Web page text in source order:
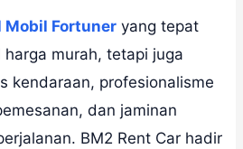
Mobil Fortuner yang tepat
murah, tetapi juga
kendaraan, profesionalisme
dan jaminan
BM2 Rent Car hadir